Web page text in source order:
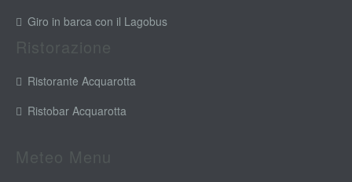
Giro in barca con il Lagobus
Ristorante Acquarotta
Ristobar Acquarotta